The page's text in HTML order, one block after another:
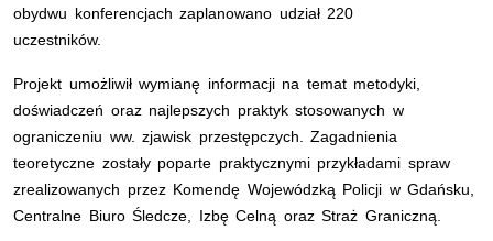
obydwu konferencjach zaplanowano udział 220
uczestników.
Projekt umożliwił wymianę informacji na temat metodyki,
doświadczeń oraz najlepszych praktyk stosowanych w
ograniczeniu ww. zjawisk przestępczych. Zagadnienia
teoretyczne zostały poparte praktycznymi przykładami spraw
zrealizowanych przez Komendę Wojewódzką Policji w Gdańsku,
Centralne Biuro Śledcze, Izbę Celną oraz Straż Graniczną.